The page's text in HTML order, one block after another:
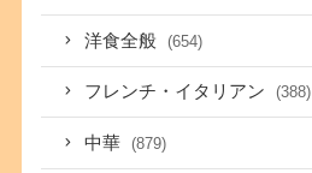
洋食全般 (654)
フレンチ・イタリアン (388)
中華 (879)